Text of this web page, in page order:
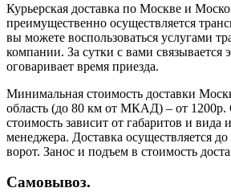
Курьерская доставка по Москве и
преимущественно осуществляется
вы можете воспользоваться услугами
компании. За сутки с вами связывается
оговаривает время приезда.
Минимальная стоимость доставки
область (до 80 км от МКАД) – от 1200р.
стоимость зависит от габаритов и вида
менеджера. Доставка осуществляется
ворот. Занос и подъем в стоимость
Самовывоз.